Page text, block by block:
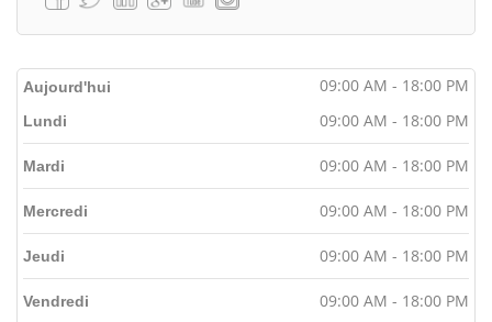
Aujourd'hui 09:00 AM - 18:00 PM
Lundi 09:00 AM - 18:00 PM
Mardi 09:00 AM - 18:00 PM
Mercredi 09:00 AM - 18:00 PM
Jeudi 09:00 AM - 18:00 PM
Vendredi 09:00 AM - 18:00 PM